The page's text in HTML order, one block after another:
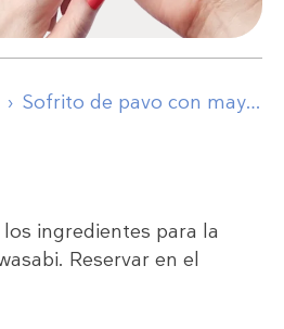
Sofrito de pavo con mayonesa de wasabi
ingredientes para la
Reservar en el